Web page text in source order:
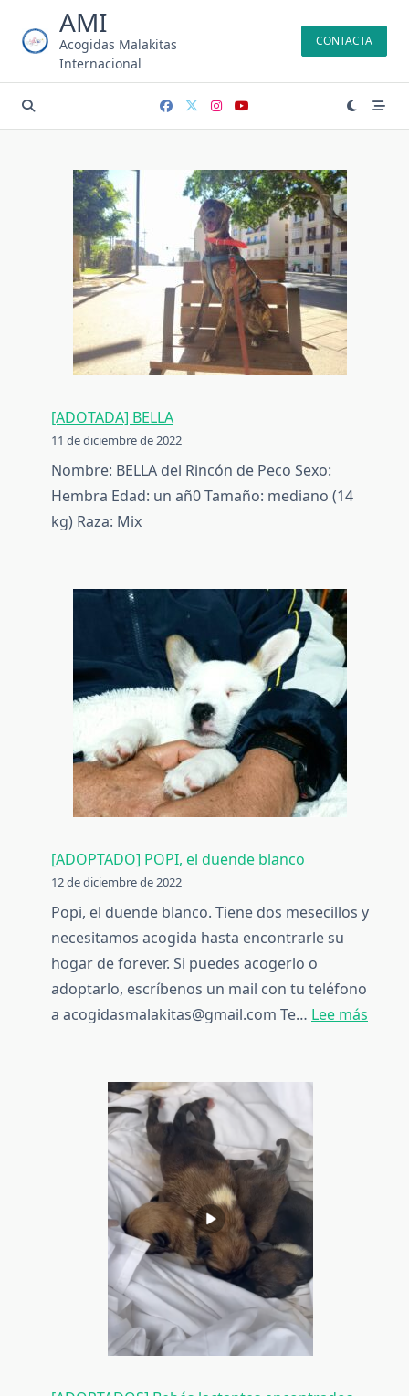
contenido
AMI
Acogidas Malakitas
Internacional
CONTACTA
[ADOTADA] BELLA
11 de diciembre de 2022
Nombre: BELLA del Rincón de Peco Sexo:
Hembra Edad: un añ0 Tamaño: mediano (14
kg) Raza: Mix
[ADOPTADO] POPI, el duende blanco
12 de diciembre de 2022
Popi, el duende blanco. Tiene dos mesecillos y
necesitamos acogida hasta encontrarle su
hogar de forever. Si puedes acogerlo o
adoptarlo, escríbenos un mail con tu teléfono
a acogidasmalakitas@gmail.com Te… Lee más